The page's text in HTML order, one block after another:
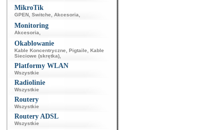
MikroTik
GPEN Switche Akcesoria
Monitoring
Akcesoria
Okablowanie
Kable Koncentryczne Pigtaile
Kable
Sieciowe (skrętka)
Platformy WLAN
Wszystkie
Radiolinie
Wszystkie
Routery
Wszystkie
Routery ADSL
Wszystkie